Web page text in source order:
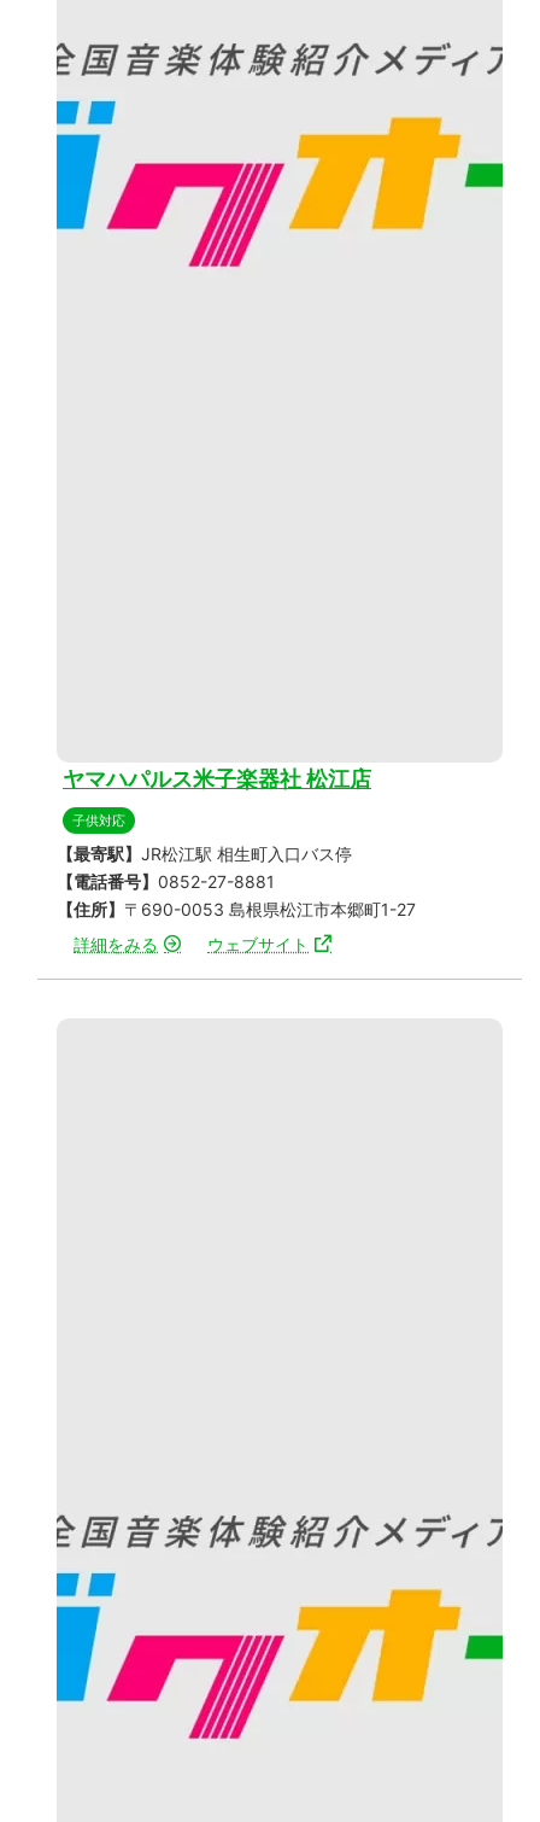
ヤマハパルス米子楽器社 松江店
子供対応
【最寄駅】 JR松江駅 相生町入口バス停
【電話番号】 0852-27-8881
【住所】 〒690-0053 島根県松江市本郷町1-27
詳細をみる
ウェブサイト